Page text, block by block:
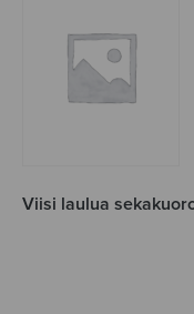
Viisi laulua